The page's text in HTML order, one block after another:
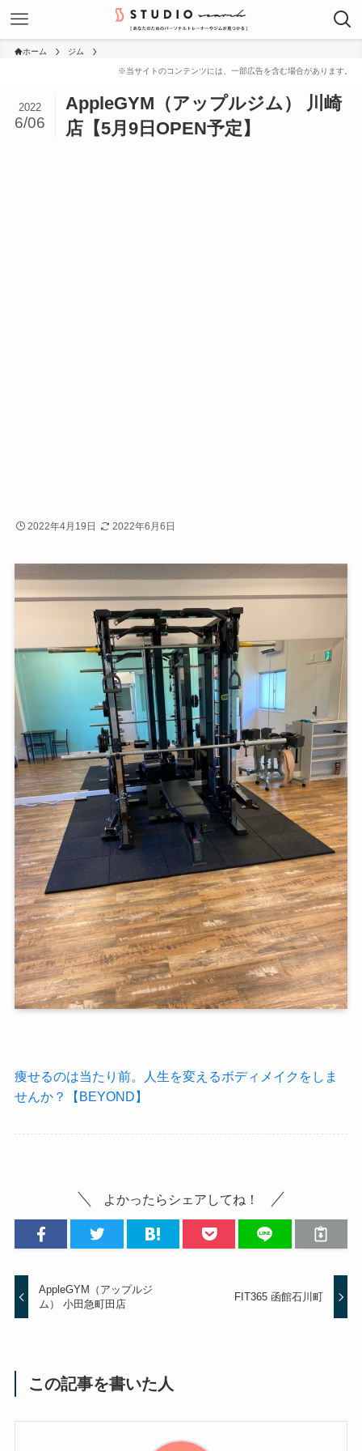
ホーム ジム
AppleGYM（アップルジム） 川崎
店【5月9日OPEN予定】
2022
6/06
2022年4月19日 2022年6月6日
痩せるのは当たり前。人生を変えるボディメイクをしま
せんか？【BEYOND】
よかったらシェアしてね！
AppleGYM（アップルジ
ム） 小田急町田店
FIT365 函館石川町
この記事を書いた人